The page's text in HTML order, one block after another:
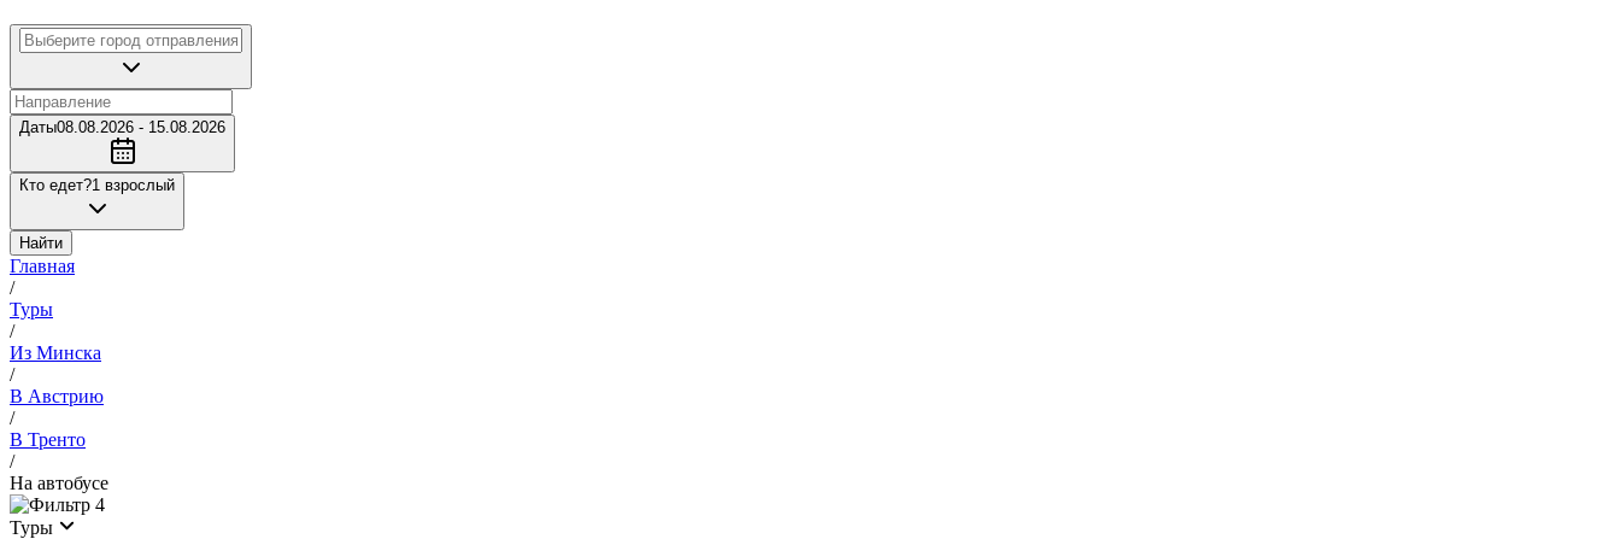
Даты08.08.2026 - 15.08.2026
Кто едет?1 взрослый
Найти
Главная
/
Туры
/
Из Минска
/
В Австрию
/
В Тренто
/
На автобусе
4
Туры